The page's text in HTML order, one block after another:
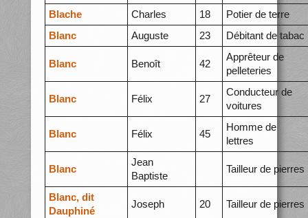
Blache Charles 18
Potier de terre
Blanc
Auguste 23 Débitant de tabac
Blanc Benoît 42
Apprêteur de
pelleteries
Blanc Félix 27
Conducteur de
voitures
Blanc Félix 45
Homme de
lettres
Blanc
Jean
Baptiste
Tailleur de pierres
Blanc, dit
Dauphiné
Joseph 20 Tailleur de pierres